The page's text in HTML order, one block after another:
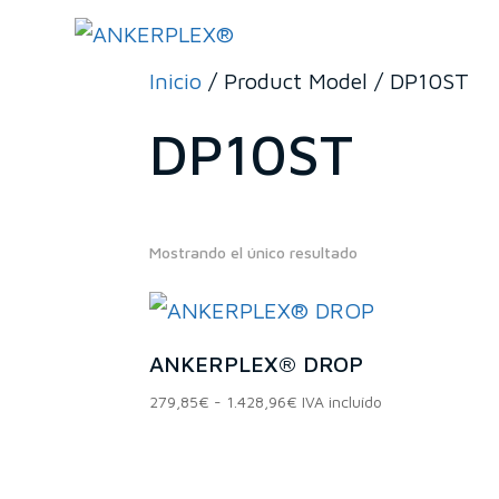
Inicio / Product Model / DP10ST
DP10ST
En stock
En oferta (0)
Mostrando el único resultado
ANKERPLEX® DROP
279,85€ - 1.428,96€ Rango
IVA incluído